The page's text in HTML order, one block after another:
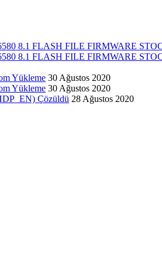
8.1 FLASH FILE FIRMWARE
8.1 FLASH FILE FIRMWARE
Yükleme 30 Ağustos 2020
Yükleme 30 Ağustos 2020
Çözüldü 28 Ağustos 2020